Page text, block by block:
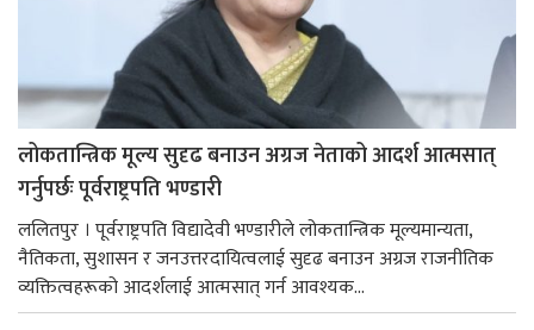
लोकतान्त्रिक मूल्य सुदृढ बनाउन अग्रज नेताको आदर्श आत्मसात्
गर्नुपर्छः पूर्वराष्ट्रपति भण्डारी
ललितपुर । पूर्वराष्ट्रपति विद्यादेवी भण्डारीले लोकतान्त्रिक मूल्यमान्यता,
नैतिकता, सुशासन र जनउत्तरदायित्वलाई सुदृढ बनाउन अग्रज राजनीतिक
व्यक्तित्वहरूको आदर्शलाई आत्मसात् गर्न आवश्यक...